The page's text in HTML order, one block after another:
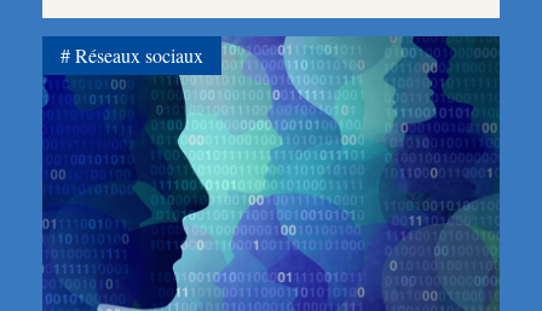
Réseaux sociaux